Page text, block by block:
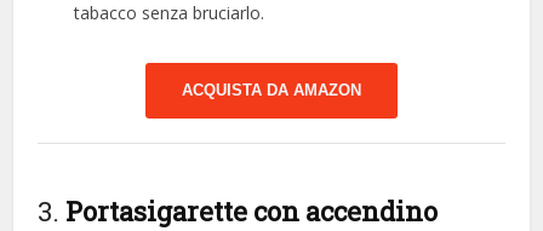
tabacco senza bruciarlo.
ACQUISTA DA AMAZON
3. Portasigarette con accendino